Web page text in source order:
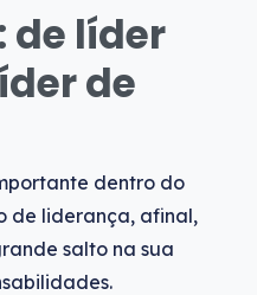
de líder
de
dentro do
de liderança, afinal,
salto na sua